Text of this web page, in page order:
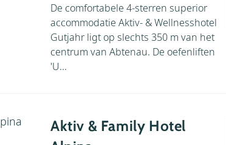
De comfortabele 4-sterren superior
accommodatie Aktiv- & Wellnesshotel
Gutjahr ligt op slechts 350 m van het
centrum van Abtenau. De oefenliften
'U...
Aktiv & Family Hotel